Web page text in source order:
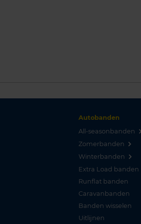
Autobanden
All-seasonbanden
Zomerbanden
Winterbanden
Extra Load banden
Runflat banden
Caravanbanden
Banden wisselen
Uitlijnen